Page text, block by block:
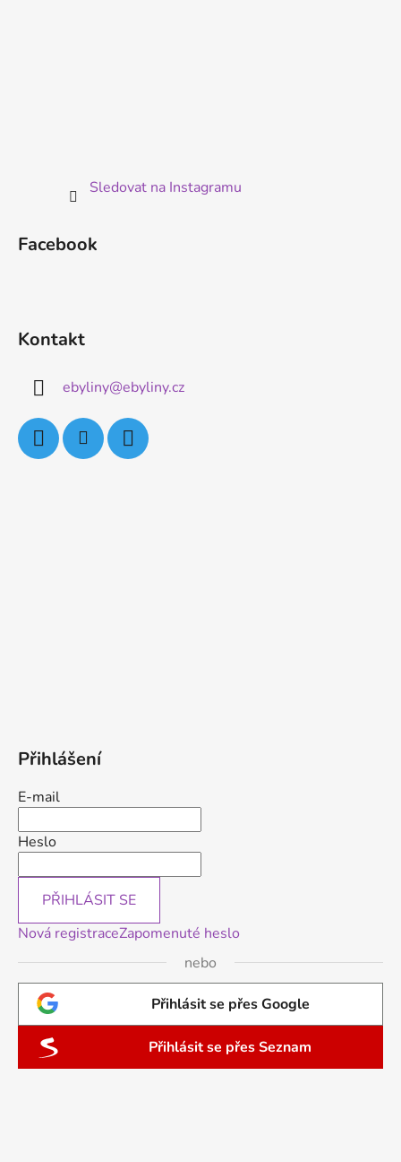
Sledovat na Instagramu
Facebook
Kontakt
ebyliny@ebyliny.cz
Přihlášení
E-mail
Heslo
PŘIHLÁSIT SE
Nová registraceZapomenuté heslo
nebo
Přihlásit se přes Google
Přihlásit se přes Seznam